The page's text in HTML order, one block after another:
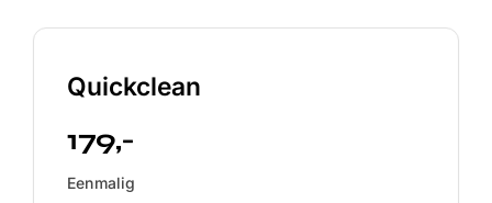
Quickclean
179,-
Eenmalig